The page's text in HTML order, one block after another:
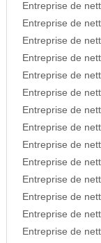
Entreprise de
Entreprise de
Entreprise de
Entreprise de
Entreprise de
Entreprise de
Entreprise de
Entreprise de
Entreprise de
Entreprise de
Entreprise de
Entreprise de
Entreprise de
Entreprise de